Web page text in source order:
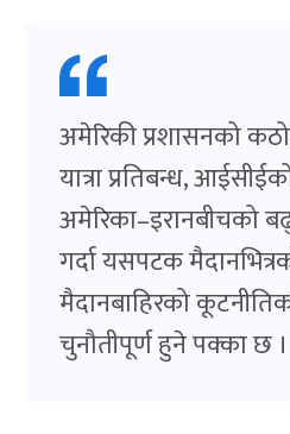
अमेरिकी प्रशासनको
यात्रा प्रतिबन्ध,
अमेरिका–इरानबीचको
गर्दा यसपटक
मैदानबाहिरको
चुनौतीपूर्ण हुने पक्का छ ।